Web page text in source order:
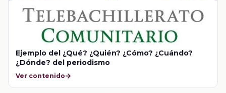
Ejemplo del ¿Qué? ¿Quién? ¿Cómo? ¿Cuándo?
¿Dónde? del periodismo
Ver contenido